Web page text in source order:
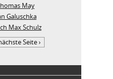
May
Galuschka
Max Schulz
Seite ›